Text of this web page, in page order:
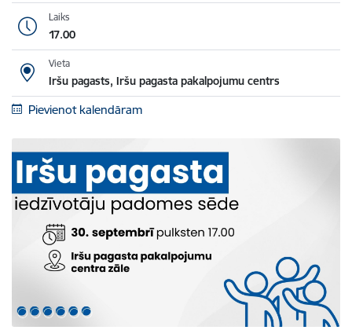
Laiks
17.00
Vieta
Iršu pagasts, Iršu pagasta pakalpojumu centrs
Pievienot kalendāram